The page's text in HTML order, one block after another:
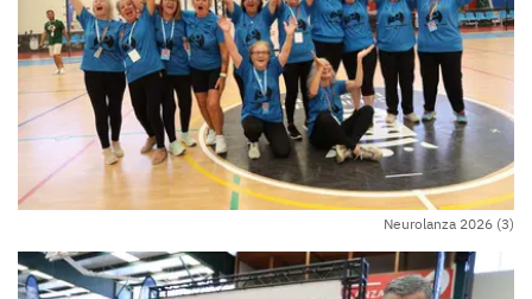
Neurolanza 2026 (3)